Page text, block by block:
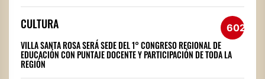
CULTURA 602
VILLA SANTA ROSA SERÁ SEDE DEL 1° CONGRESO REGIONAL DE
EDUCACIÓN CON PUNTAJE DOCENTE Y PARTICIPACIÓN DE TODA LA
REGIÓN